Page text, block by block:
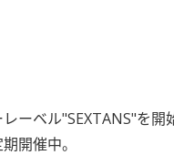
ーベル"SEXTANS"を
開催中。